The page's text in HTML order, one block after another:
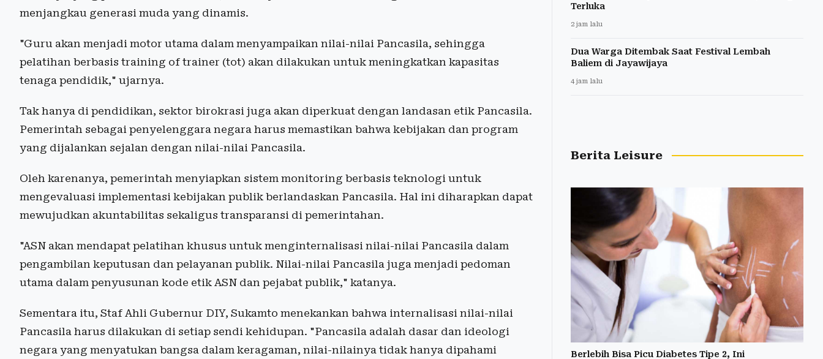
menjangkau generasi muda yang dinamis.
"Guru akan menjadi motor utama dalam menyampaikan nilai-nilai Pancasila, sehingga
pelatihan berbasis training of trainer (tot) akan dilakukan untuk meningkatkan kapasitas
tenaga pendidik," ujarnya.
Tak hanya di pendidikan, sektor birokrasi juga akan diperkuat dengan landasan etik Pancasila.
Pemerintah sebagai penyelenggara negara harus memastikan bahwa kebijakan dan program
yang dijalankan sejalan dengan nilai-nilai Pancasila.
Oleh karenanya, pemerintah menyiapkan sistem monitoring berbasis teknologi untuk
mengevaluasi implementasi kebijakan publik berlandaskan Pancasila. Hal ini diharapkan dapat
mewujudkan akuntabilitas sekaligus transparansi di pemerintahan.
"ASN akan mendapat pelatihan khusus untuk menginternalisasi nilai-nilai Pancasila dalam
pengambilan keputusan dan pelayanan publik. Nilai-nilai Pancasila juga menjadi pedoman
utama dalam penyusunan kode etik ASN dan pejabat publik," katanya.
Sementara itu, Staf Ahli Gubernur DIY, Sukamto menekankan bahwa internalisasi nilai-nilai
Pancasila harus dilakukan di setiap sendi kehidupan. "Pancasila adalah dasar dan ideologi
negara yang menyatukan bangsa dalam keragaman, nilai-nilainya tidak hanya dipahami
Terluka
2 jam lalu
Dua Warga Ditembak Saat Festival Lembah
Baliem di Jayawijaya
4 jam lalu
Berita Leisure
Berlebih Bisa Picu Diabetes Tipe 2, Ini